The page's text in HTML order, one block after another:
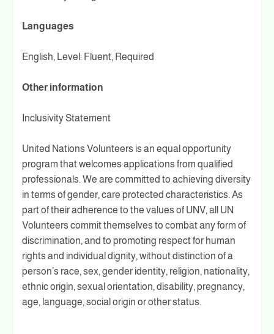
Languages
English, Level: Fluent, Required
Other information
Inclusivity Statement
United Nations Volunteers is an equal opportunity
program that welcomes applications from qualified
professionals. We are committed to achieving diversity
in terms of gender, care protected characteristics. As
part of their adherence to the values of UNV, all UN
Volunteers commit themselves to combat any form of
discrimination, and to promoting respect for human
rights and individual dignity, without distinction of a
person’s race, sex, gender identity, religion, nationality,
ethnic origin, sexual orientation, disability, pregnancy,
age, language, social origin or other status.